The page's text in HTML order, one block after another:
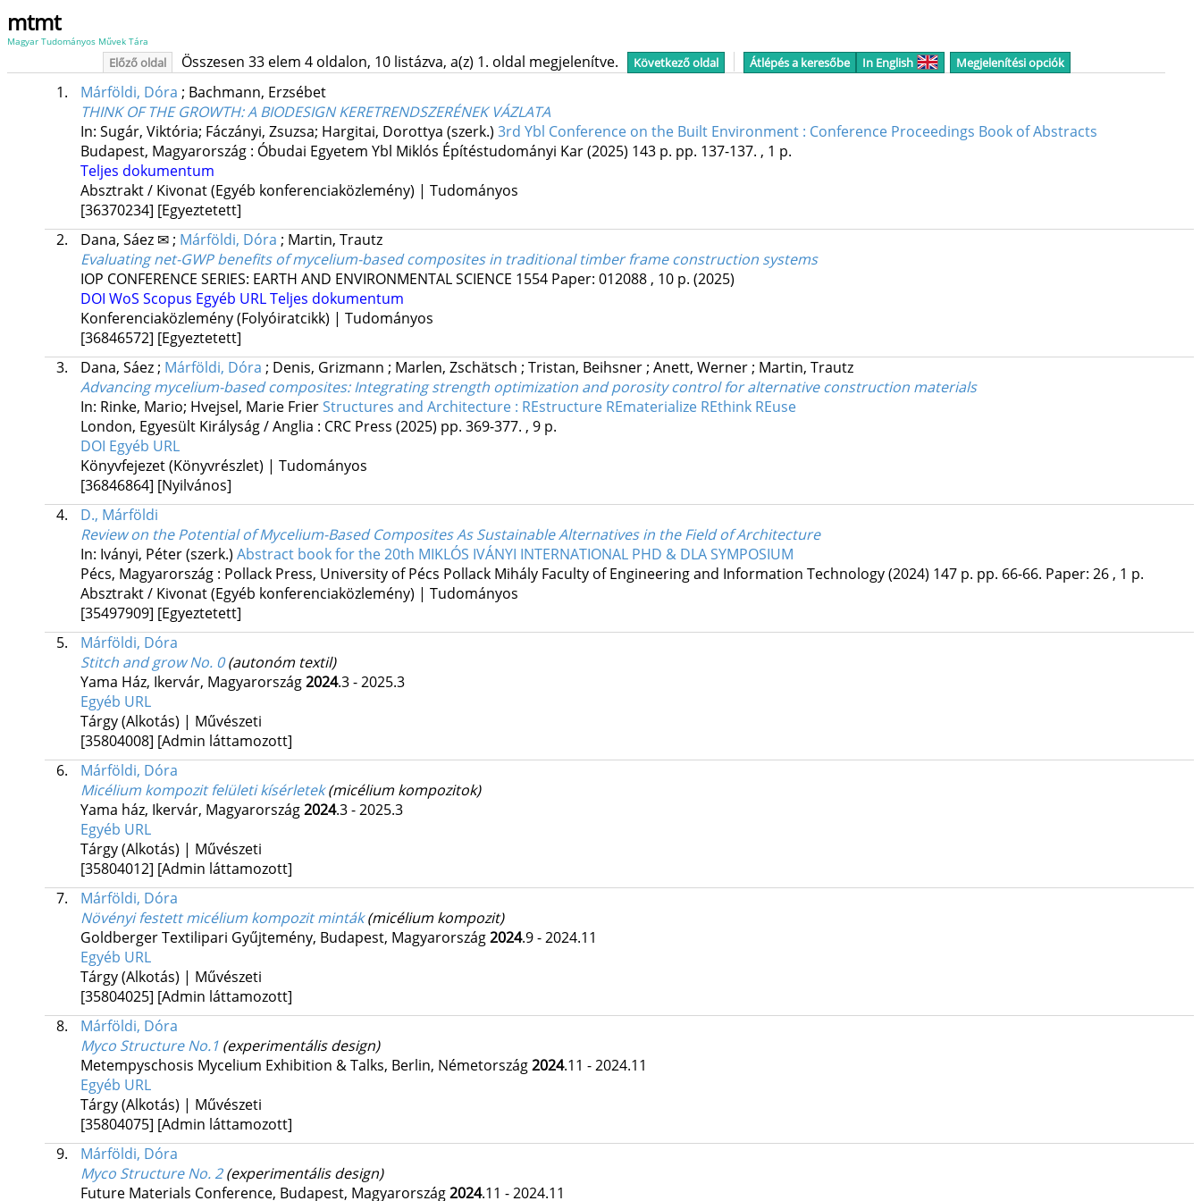
mtmt
Magyar Tudományos Művek Tára
Előző oldal Összesen 33 elem 4 oldalon, 10 listázva, a(z) 1. oldal megjelenítve. Következő oldal Átlépés a keresőbe In English Megjelenítési opciók
1. Márföldi, Dóra ; Bachmann, Erzsébet
THINK OF THE GROWTH: A BIODESIGN KERETRENDSZERÉNEK VÁZLATA
In: Sugár, Viktória; Fáczányi, Zsuzsa; Hargitai, Dorottya (szerk.) 3rd Ybl Conference on the Built Environment : Conference Proceedings Book of Abstracts
Budapest, Magyarország : Óbudai Egyetem Ybl Miklós Építéstudományi Kar(2025) 143 p. pp. 137-137. , 1 p.
Teljes dokumentum
Absztrakt / Kivonat (Egyéb konferenciaközlemény) | Tudományos
[36370234] [Egyeztetett]
2.
Dana, Sáez ✉; Márföldi, Dóra ; Martin, Trautz
Evaluating net-GWP benefits of mycelium-based composites in traditional timber frame construction systems
IOP CONFERENCE SERIES: EARTH AND ENVIRONMENTAL SCIENCE 1554 Paper: 012088 , 10 p. (2025)
DOI WoS Scopus Egyéb URLTeljes dokumentum
Konferenciaközlemény (Folyóiratcikk) | Tudományos
[36846572] [Egyeztetett]
3.
Dana, Sáez; Márföldi, Dóra ; Denis, Grizmann ; Marlen, Zschätsch ; Tristan, Beihsner; Anett, Werner; Martin, Trautz
Advancing mycelium-based composites: Integrating strength optimization and porosity control for alternative construction materials
In: Rinke, Mario; Hvejsel, Marie FrierStructures and Architecture : REstructure REmaterialize REthink REuse
London, Egyesült Királyság / Anglia : CRC Press (2025) pp. 369-377. , 9 p.
DOI Egyéb URL
Könyvfejezet (Könyvrészlet) | Tudományos
[36846864] [Nyilvános]
4.
D., Márföldi
Review on the Potential of Mycelium-Based Composites As Sustainable Alternatives in the Field of Architecture
In: Iványi, Péter (szerk.) Abstract book for the 20th MIKLÓS IVÁNYI INTERNATIONAL PHD & DLA SYMPOSIUM
Pécs, Magyarország : Pollack Press, University of Pécs Pollack Mihály Faculty of Engineering and Information Technology(2024) 147 p. pp. 66-66. Paper: 26 , 1 p.
Absztrakt / Kivonat (Egyéb konferenciaközlemény) | Tudományos
[35497909] [Egyeztetett]
5.
Márföldi, Dóra
Stitch and grow No. 0(autonóm textil)
Yama Ház, Ikervár, Magyarország2024.3 - 2025.3
Egyéb URL
Tárgy (Alkotás) | Művészeti
[35804008] [Admin láttamozott]
6.
Márföldi, Dóra
Micélium kompozit felületi kísérletek(micélium kompozitok)
Yama ház, Ikervár, Magyarország2024.3 - 2025.3
Egyéb URL
Tárgy (Alkotás) | Művészeti
[35804012] [Admin láttamozott]
7.
Márföldi, Dóra
Növényi festett micélium kompozit minták(micélium kompozit)
Goldberger Textilipari Gyűjtemény, Budapest, Magyarország2024.9 - 2024.11
Egyéb URL
Tárgy (Alkotás) | Művészeti
[35804025] [Admin láttamozott]
8.
Márföldi, Dóra
Myco Structure No.1(experimentális design)
Metempyschosis Mycelium Exhibition & Talks, Berlin, Németország2024.11 - 2024.11
Egyéb URL
Tárgy (Alkotás) | Művészeti
[35804075] [Admin láttamozott]
9.
Márföldi, Dóra
Myco Structure No. 2(experimentális design)
Future Materials Conference, Budapest, Magyarország2024.11 - 2024.11